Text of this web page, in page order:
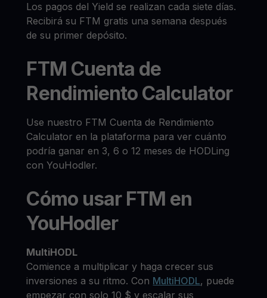
Los pagos del Yield se realizan cada siete días.
Recibirá su FTM gratis una semana después
de su primer depósito.
FTM Cuenta de
Rendimiento Calculator
Use nuestro FTM Cuenta de Rendimiento
Calculator en la plataforma para ver cuánto
podría ganar en 3, 6 o 12 meses de HODLing
con YouHodler.
Cómo usar FTM en
YouHodler
MultiHODL
Comience a multiplicar y haga crecer sus
inversiones a su ritmo. Con MultiHODL, puede
empezar con solo 10 $ y escalar sus